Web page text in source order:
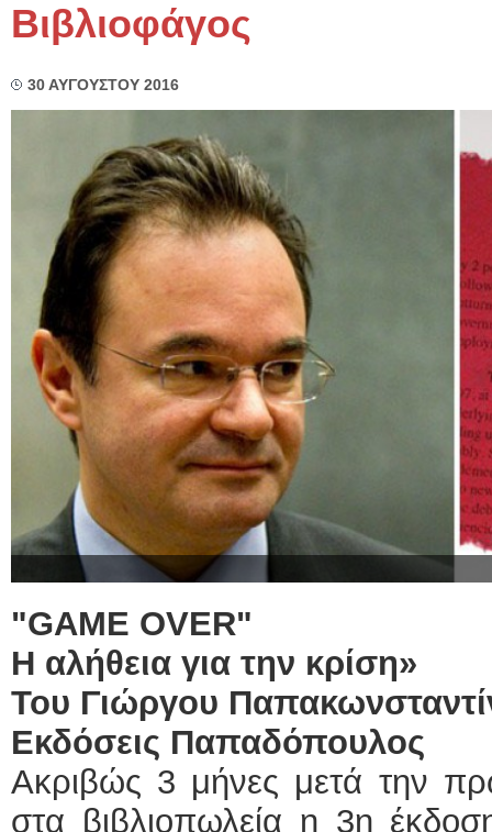
Βιβλιοφάγος
30 ΑΥΓΟΥΣΤΟΥ 2016
"GAME OVER"
Η αλήθεια για την κρίση»
Του Γιώργου
Εκδόσεις Παπαδόπουλος
Ακριβώς 3 μήνες μετά την
στα βιβλιοπωλεία η 3η